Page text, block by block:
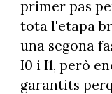
primer pas
tota l'etapa
una segona
I0 i I1, però
garantits